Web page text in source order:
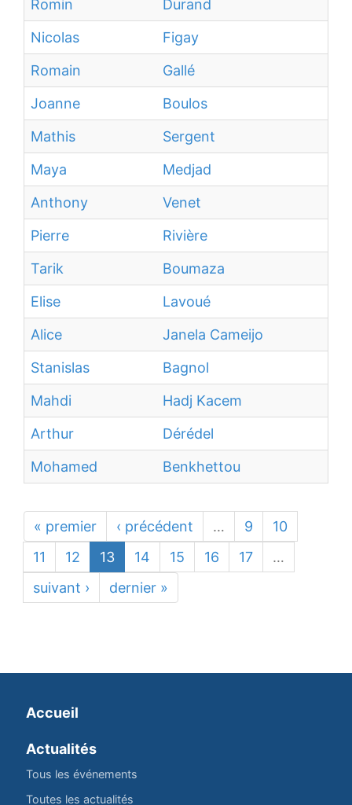
Romin
Durand
Nicolas
Figay
Romain
Gallé
Joanne
Boulos
Mathis
Sergent
Maya
Medjad
Anthony
Venet
Pierre
Rivière
Tarik
Boumaza
Elise
Lavoué
Alice
Janela Cameijo
Stanislas
Bagnol
Mahdi
Hadj Kacem
Arthur
Dérédel
Mohamed
Benkhettou
« premier ‹ précédent … 9
10
11
12 13 14 15 16 17
…
suivant ›
dernier »
Accueil
Actualités
Tous les événements
Toutes les actualités